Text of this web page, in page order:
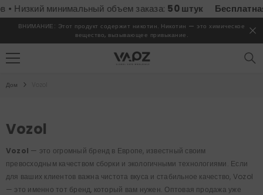
минимальный объем заказа: 50 штук Бесплатная
ВНИМАНИЕ: Этот продукт содержит никотин. Никотин — это химическое
вещество, вызывающее привыкание.
Дом
Vozol
Vozol — это огромный бренд в Европе, известный своим
превосходным качеством сборки и экологичными технологиями. Если
для ваших клиентов важна чистота вкуса и стабильное качество, Vozol
— это именно тот бренд, который вам нужен. Оптовая продажа уже